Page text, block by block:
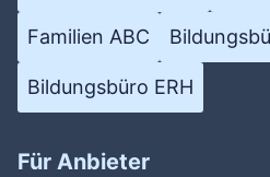
Familien ABC
Bildungsbüro ERH
Für Anbieter